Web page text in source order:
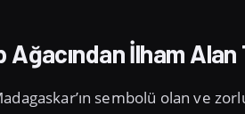
Ağacından İlham Alan
sembolü olan ve